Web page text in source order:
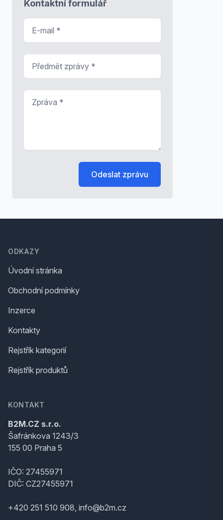
Kontaktní formulář
Odeslat zprávu
ODKAZY
Úvodní stránka
Obchodní podmínky
Inzerce
Kontakty
Rejstřík kategorií
Rejstřík produktů
KONTAKT
B2M.CZ s.r.o.
Šafránkova 1243/3
155 00 Praha 5
IČO: 27455971
DIČ: CZ27455971
+420 251 510 908, info@b2m.cz